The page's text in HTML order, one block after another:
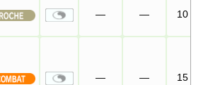
— — 10
— — 15